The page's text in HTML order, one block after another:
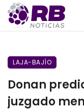
LAJA-BAJÍO
Donan
juzgado